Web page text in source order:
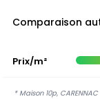
Comparaison
Prix/m²
* Maison 10p,